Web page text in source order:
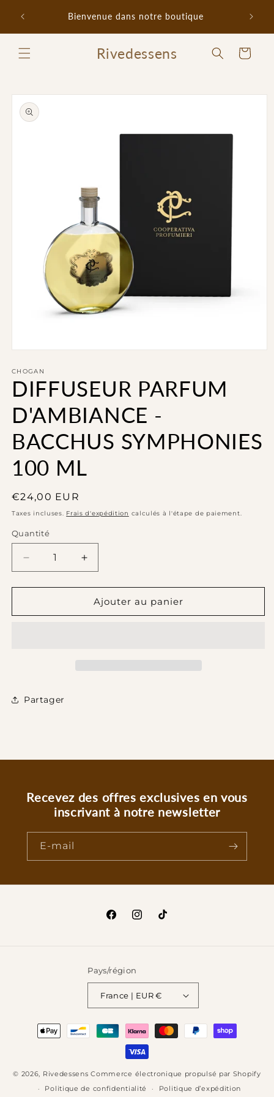
passer
contenu
Bienvenue dans notre boutique
Rivedessens Panier
Passer aux
informations
produits
média
1
dans
une
fenêtre
modale
CHOGAN
DIFFUSEUR PARFUM
D'AMBIANCE -
BACCHUS SYMPHONIES
100 ML
Prix
habituel
€24,00 EUR
Taxes incluses. Frais d'expédition calculés à l'étape de paiement.
Quantité
Réduire
la
quantité
DIFFUSEUR
ML
Augmenter
la
quantité
de
DIFFUSEUR
Ajouter au panier
Partager
Recevez des offres exclusives en vous
inscrivant à notre newsletter
E-mail
FacebookInstagram
TikTok
Pays/région
France | EUR €
Moyens
© 2026, Rivedessens Commerce électronique propulsé par Shopify
Politique de confidentialité
Politique d’expédition